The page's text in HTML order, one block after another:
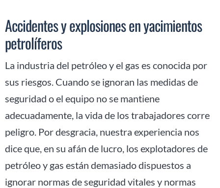
Accidentes y explosiones en yacimientos
petrolíferos
La industria del petróleo y el gas es conocida por
sus riesgos. Cuando se ignoran las medidas de
seguridad o el equipo no se mantiene
adecuadamente, la vida de los trabajadores corre
peligro. Por desgracia, nuestra experiencia nos
dice que, en su afán de lucro, los explotadores de
petróleo y gas están demasiado dispuestos a
ignorar normas de seguridad vitales y normas